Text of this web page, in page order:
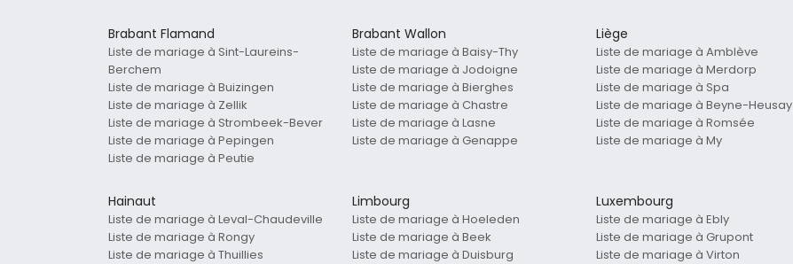
Brabant Flamand
Liste de mariage à Sint-Laureins-
Berchem
Liste de mariage à Buizingen
Liste de mariage à Zellik
Liste de mariage à Strombeek-Bever
Liste de mariage à Pepingen
Liste de mariage à Peutie
Brabant Wallon
Liste de mariage à Baisy-Thy
Liste de mariage à Jodoigne
Liste de mariage à Bierghes
Liste de mariage à Chastre
Liste de mariage à Lasne
Liste de mariage à Genappe
Liège
Liste de mariage à Amblève
Liste de mariage à Merdorp
Liste de mariage à Spa
Liste de mariage à Beyne-Heusay
Liste de mariage à Romsée
Liste de mariage à My
Hainaut
Liste de mariage à Leval-Chaudeville
Liste de mariage à Rongy
Liste de mariage à Thuillies
Limbourg
Liste de mariage à Hoeleden
Liste de mariage à Beek
Liste de mariage à Duisburg
Luxembourg
Liste de mariage à Ebly
Liste de mariage à Grupont
Liste de mariage à Virton